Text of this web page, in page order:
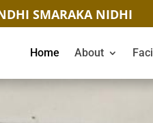
SMARAKA NIDHI
Home About